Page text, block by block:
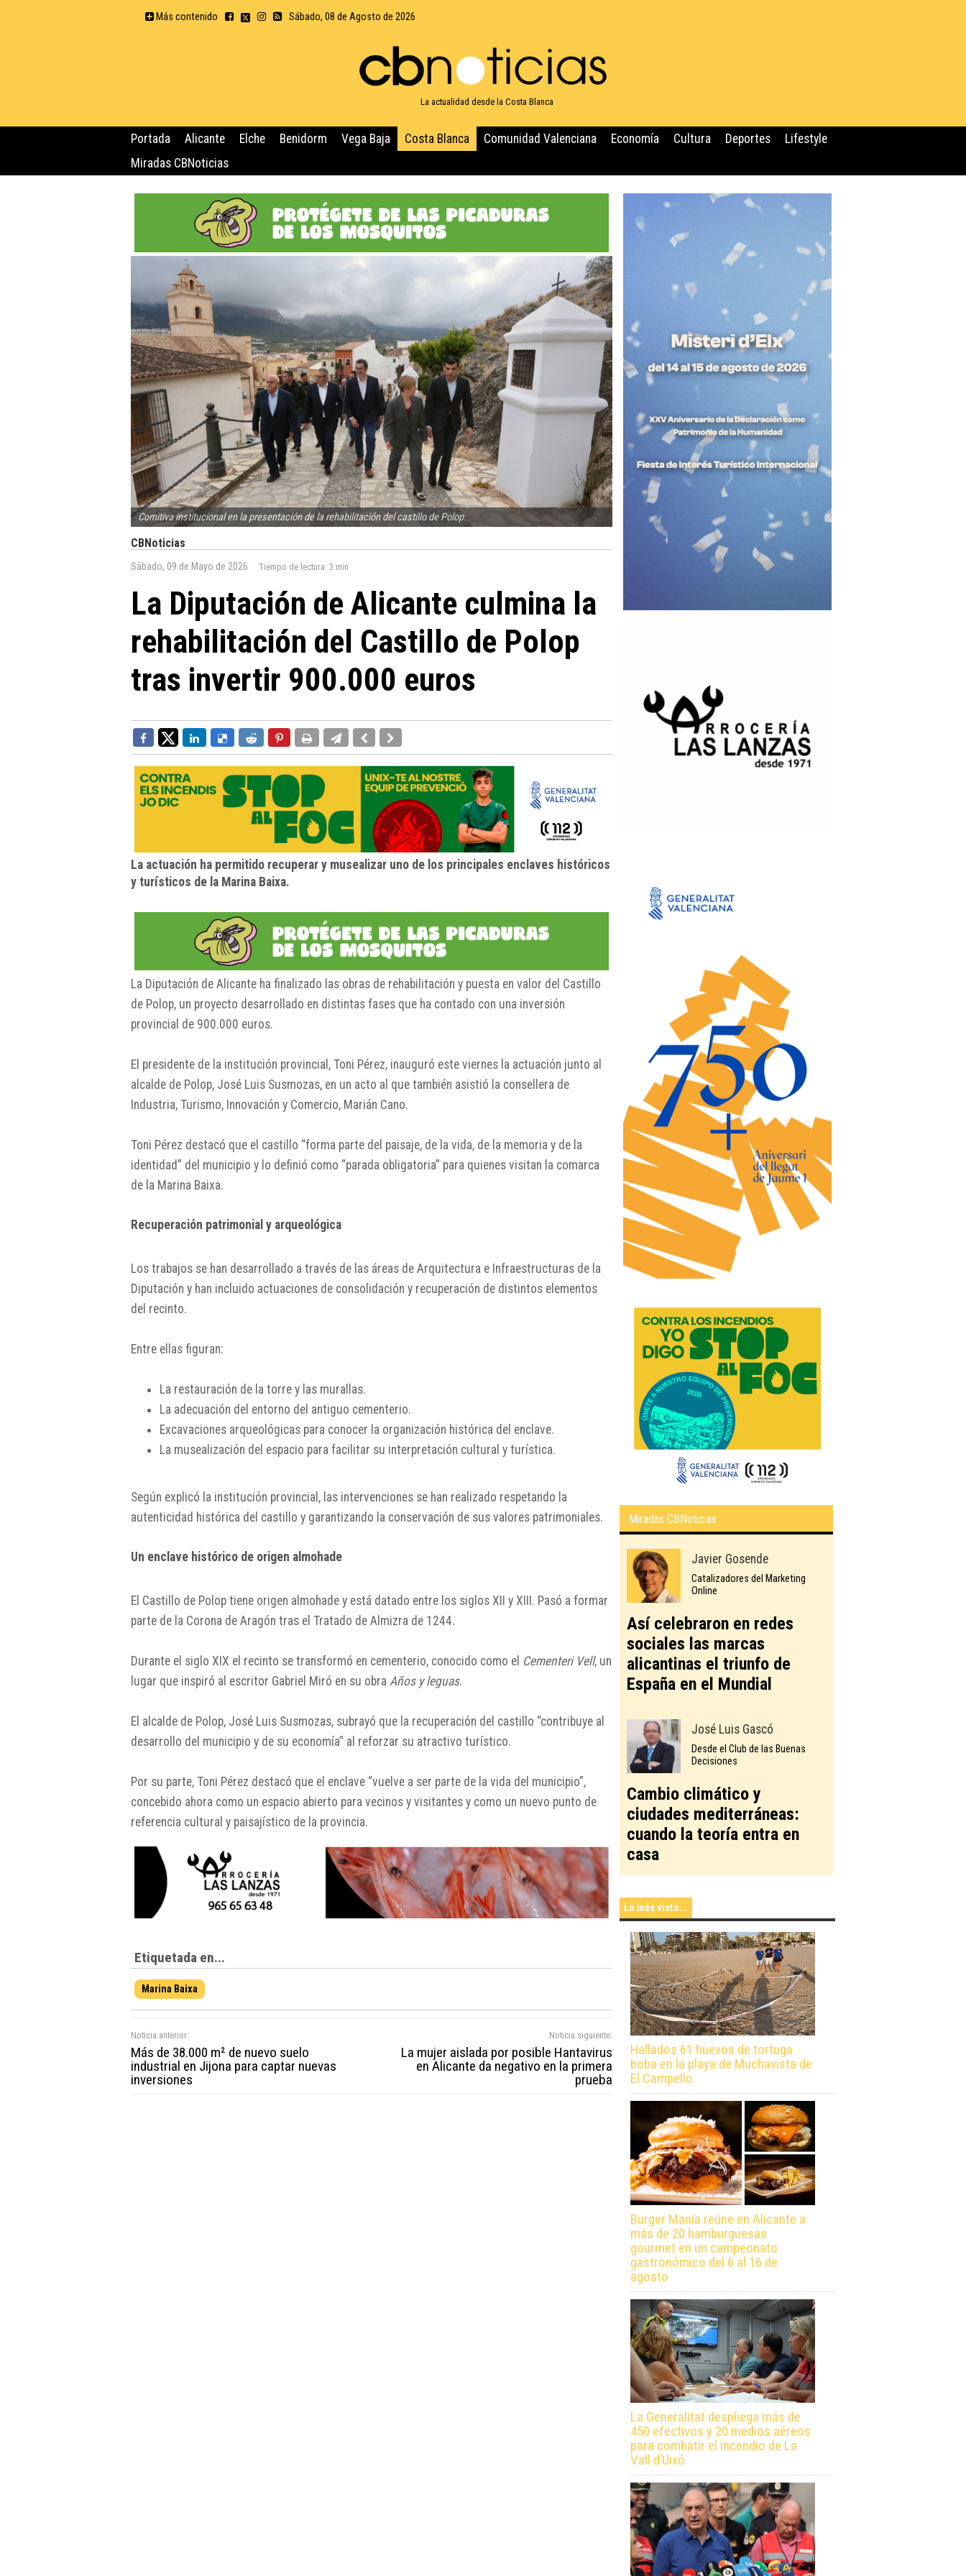
Más contenido Sábado, 08 de Agosto de 2026
La actualidad desde la Costa Blanca
Portada Alicante Elche Benidorm Vega Baja Costa Blanca Comunidad Valenciana Economía Cultura Deportes
Lifestyle
Miradas CBNoticias
Comitiva institucional en la presentación de la rehabilitación del castillo de Polop.
CBNoticias
Sábado, 09 de Mayo de 2026 Tiempo de lectura: 3 min
La Diputación de Alicante culmina la
rehabilitación del Castillo de Polop
tras invertir 900.000 euros
La actuación ha permitido recuperar y musealizar uno de los principales enclaves históricos
y turísticos de la Marina Baixa.
La Diputación de Alicante ha finalizado las obras de rehabilitación y puesta en valor del Castillo
de Polop, un proyecto desarrollado en distintas fases que ha contado con una inversión
provincial de 900.000 euros.
El presidente de la institución provincial, Toni Pérez, inauguró este viernes la actuación junto al
alcalde de Polop, José Luis Susmozas, en un acto al que también asistió la consellera de
Industria, Turismo, Innovación y Comercio, Marián Cano.
Toni Pérez destacó que el castillo “forma parte del paisaje, de la vida, de la memoria y de la
identidad” del municipio y lo definió como “parada obligatoria” para quienes visitan la comarca
de la Marina Baixa.
Recuperación patrimonial y arqueológica
Los trabajos se han desarrollado a través de las áreas de Arquitectura e Infraestructuras de la
Diputación y han incluido actuaciones de consolidación y recuperación de distintos elementos
del recinto.
Entre ellas figuran:
La restauración de la torre y las murallas.
La adecuación del entorno del antiguo cementerio.
Excavaciones arqueológicas para conocer la organización histórica del enclave.
La musealización del espacio para facilitar su interpretación cultural y turística.
Según explicó la institución provincial, las intervenciones se han realizado respetando la
autenticidad histórica del castillo y garantizando la conservación de sus valores patrimoniales.
Un enclave histórico de origen almohade
El Castillo de Polop tiene origen almohade y está datado entre los siglos XII y XIII. Pasó a formar
parte de la Corona de Aragón tras el Tratado de Almizra de 1244.
Durante el siglo XIX el recinto se transformó en cementerio, conocido como el Cementeri Vell, un
lugar que inspiró al escritor Gabriel Miró en su obra Años y leguas.
El alcalde de Polop, José Luis Susmozas, subrayó que la recuperación del castillo “contribuye al
desarrollo del municipio y de su economía” al reforzar su atractivo turístico.
Por su parte, Toni Pérez destacó que el enclave “vuelve a ser parte de la vida del municipio”,
concebido ahora como un espacio abierto para vecinos y visitantes y como un nuevo punto de
referencia cultural y paisajístico de la provincia.
Etiquetada en...
Marina Baixa
Noticia anterior:
Más de 38.000 m² de nuevo suelo
industrial en Jijona para captar nuevas
inversiones
Noticia siguiente:
La mujer aislada por posible Hantavirus
en Alicante da negativo en la primera
prueba
Miradas CBNoticias
Javier Gosende
Catalizadores del Marketing
Online
Así celebraron en redes
sociales las marcas
alicantinas el triunfo de
España en el Mundial
José Luis Gascó
Desde el Club de las Buenas
Decisiones
Cambio climático y
ciudades mediterráneas:
cuando la teoría entra en
casa
Lo más visto...
Hallados 61 huevos de tortuga
boba en la playa de Muchavista de
El Campello
Burger Manía reúne en Alicante a
más de 20 hamburguesas
gourmet en un campeonato
gastronómico del 6 al 16 de
agosto
La Generalitat despliega más de
450 efectivos y 20 medios aéreos
para combatir el incendio de La
Vall d’Uixó